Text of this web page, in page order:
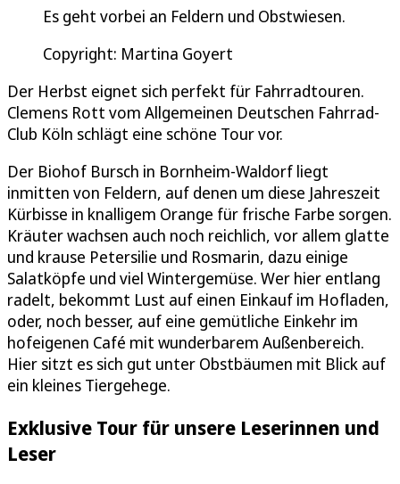
Es geht vorbei an Feldern und Obstwiesen.
Copyright: Martina Goyert
Der Herbst eignet sich perfekt für Fahrradtouren.
Clemens Rott vom Allgemeinen Deutschen Fahrrad-
Club Köln schlägt eine schöne Tour vor.
Der Biohof Bursch in Bornheim-Waldorf liegt
inmitten von Feldern, auf denen um diese Jahreszeit
Kürbisse in knalligem Orange für frische Farbe sorgen.
Kräuter wachsen auch noch reichlich, vor allem glatte
und krause Petersilie und Rosmarin, dazu einige
Salatköpfe und viel Wintergemüse. Wer hier entlang
radelt, bekommt Lust auf einen Einkauf im Hofladen,
oder, noch besser, auf eine gemütliche Einkehr im
hofeigenen Café mit wunderbarem Außenbereich.
Hier sitzt es sich gut unter Obstbäumen mit Blick auf
ein kleines Tiergehege.
Exklusive Tour für unsere Leserinnen und
Leser